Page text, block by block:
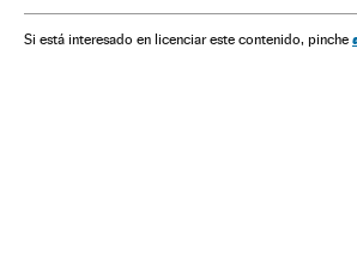
Si está interesado en licenciar este contenido, pinche